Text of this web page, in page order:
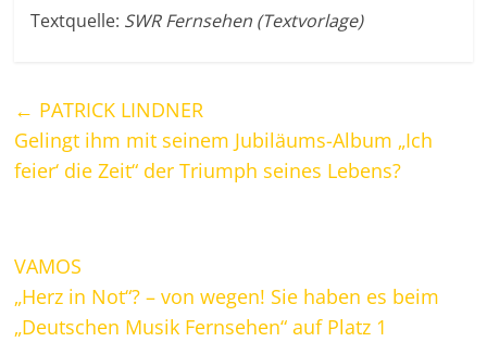
Textquelle: SWR Fernsehen (Textvorlage)
← PATRICK LINDNER
Gelingt ihm mit seinem Jubiläums-Album „Ich
feier‘ die Zeit“ der Triumph seines Lebens?
VAMOS
„Herz in Not“? – von wegen! Sie haben es beim
„Deutschen Musik Fernsehen“ auf Platz 1